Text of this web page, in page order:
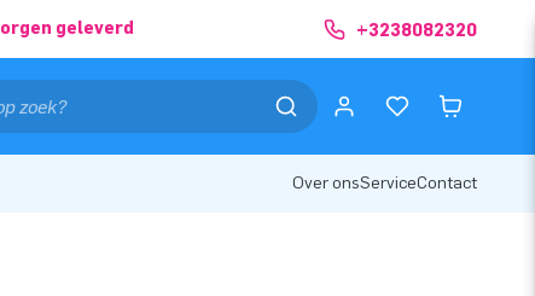
geleverd +3238082320
Over onsServiceContact